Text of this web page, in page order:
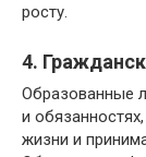
росту.
4.
Образованные
и
жизни и